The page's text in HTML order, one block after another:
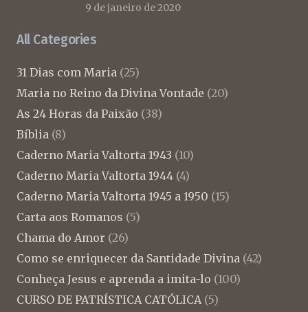
9 de janeiro de 2020
All Categories
31 Dias com Maria (25)
Maria no Reino da Divina Vontade (20)
As 24 Horas da Paixão (38)
Bíblia (8)
Caderno Maria Valtorta 1943 (10)
Caderno Maria Valtorta 1944 (4)
Caderno Maria Valtorta 1945 a 1950 (15)
Carta aos Romanos (5)
Chama do Amor (26)
Como se enriquecer da Santidade Divina (42)
Conheça Jesus e aprenda a imita-lo (100)
CURSO DE PATRÍSTICA CATÓLICA (5)